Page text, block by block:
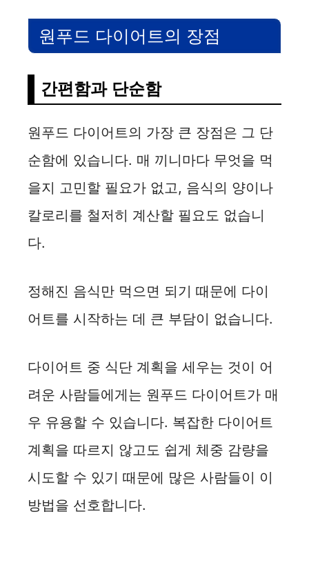
d
o
원푸드 다이어트의 장점
간편함과 단순함
원푸드 다이어트의 가장 큰 장점은 그 단
순함에 있습니다. 매 끼니마다 무엇을 먹
을지 고민할 필요가 없고, 음식의 양이나
칼로리를 철저히 계산할 필요도 없습니
다.
정해진 음식만 먹으면 되기 때문에 다이
어트를 시작하는 데 큰 부담이 없습니다.
다이어트 중 식단 계획을 세우는 것이 어
려운 사람들에게는 원푸드 다이어트가 매
우 유용할 수 있습니다. 복잡한 다이어트
계획을 따르지 않고도 쉽게 체중 감량을
시도할 수 있기 때문에 많은 사람들이 이
방법을 선호합니다.